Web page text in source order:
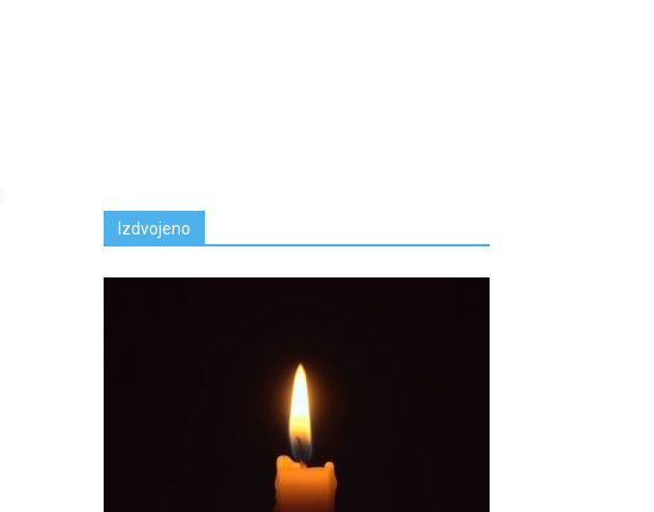
Izdvojeno